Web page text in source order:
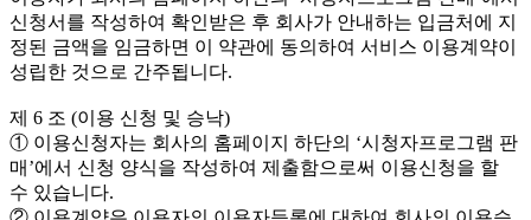
신청서를 작성하여 확인받은 후 회사가 안내하는 입금처에 지
정된 금액을 임금하면 이 약관에 동의하여 서비스 이용계약이
성립한 것으로 간주됩니다.
제 6 조 (이용 신청 및 승낙)
① 이용신청자는 회사의 홈페이지 하단의 ‘시청자프로그램 판
매’에서 신청 양식을 작성하여 제출함으로써 이용신청을 할
수 있습니다.